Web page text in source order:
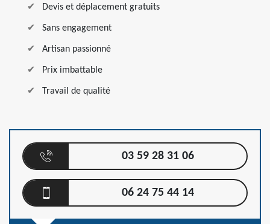
Devis et déplacement gratuits
Sans engagement
Artisan passionné
Prix imbattable
Travail de qualité
03 59 28 31 06
06 24 75 44 14